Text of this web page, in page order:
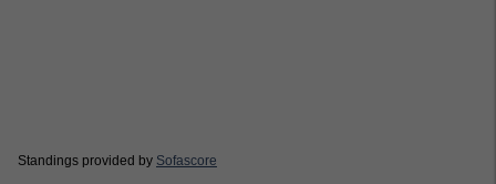
Standings provided by Sofascore